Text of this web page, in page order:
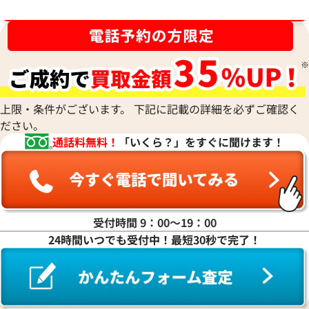
31,000
2026年6月3日時点
上限・条件がございます。 下記に記載の詳細を必ずご確認く
ださい。
通話料無料！
「いくら？」をすぐに聞けます！
受付時間 9：00〜19：00
24時間いつでも受付中！最短30秒で完了！